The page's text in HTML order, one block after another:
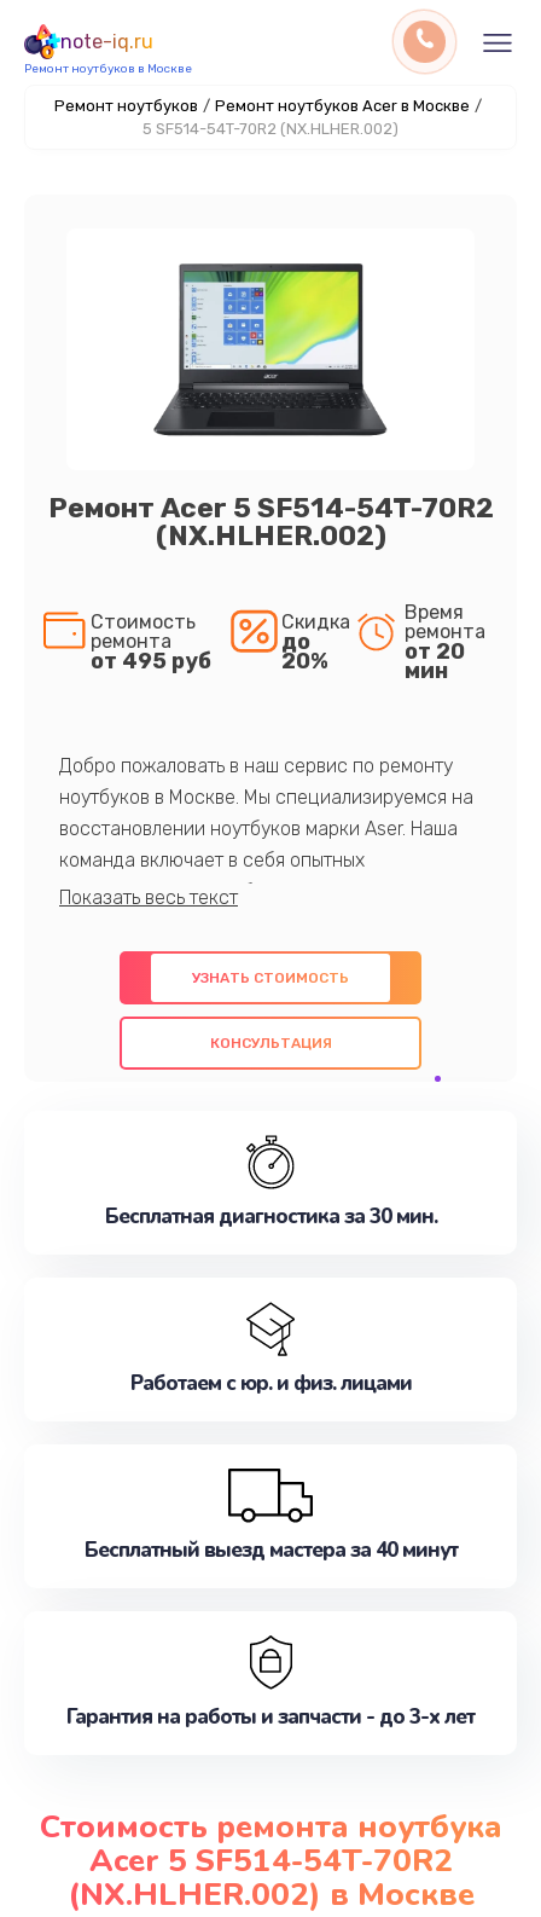
note-iq.ru
Ремонт ноутбуков в Москве
Ремонт ноутбуков / Ремонт ноутбуков Acer в Москве /
5 SF514-54T-70R2 (NX.HLHER.002)
Ремонт Acer 5 SF514-54T-70R2
(NX.HLHER.002)
Стоимость
ремонта
от 495 руб
Скидка
до
20%
Время
ремонта
от 20
мин
Добро пожаловать в наш сервис по ремонту
ноутбуков в Москве. Мы специализируемся на
восстановлении ноутбуков марки Aser. Наша
команда включает в себя опытных
профессионалов с обширными знаниями и
предлагаем быстрый и качественный ремонт с
использованием оригинальных компонентов, а
также гарантируем качество всех
проведенных работ. Наша цель - предоставить
наилучшим образом. Не медлите записаться на
УЗНАТЬ СТОИМОСТЬ
КОНСУЛЬТАЦИЯ
Бесплатная диагностика за 30 мин.
Работаем с юр. и физ. лицами
Бесплатный выезд мастера за 40 минут
Гарантия на работы и запчасти - до 3-х лет
Стоимость ремонта ноутбука
Acer 5 SF514-54T-70R2
(NX.HLHER.002) в Москве